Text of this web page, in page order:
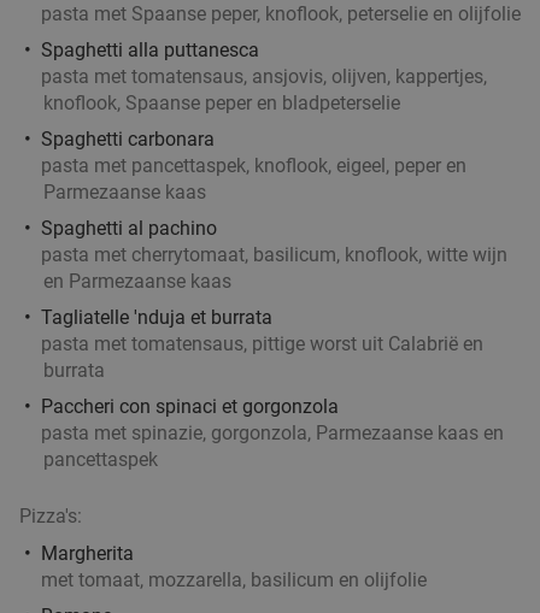
pasta met Spaanse peper, knoflook, peterselie en olijfolie
Spaghetti alla puttanesca
pasta met tomatensaus, ansjovis, olijven, kappertjes,
knoflook, Spaanse peper en bladpeterselie
Spaghetti carbonara
pasta met pancettaspek, knoflook, eigeel, peper en
Parmezaanse kaas
Spaghetti al pachino
pasta met cherrytomaat, basilicum, knoflook, witte wijn
en Parmezaanse kaas
Tagliatelle 'nduja et burrata
pasta met tomatensaus, pittige worst uit Calabrië en
burrata
Paccheri con spinaci et gorgonzola
pasta met spinazie, gorgonzola, Parmezaanse kaas en
pancettaspek
Pizza's:
Margherita
met tomaat, mozzarella, basilicum en olijfolie